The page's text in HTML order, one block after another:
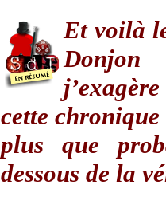
Et voilà
Donjon
cette
plus que
dessous de la